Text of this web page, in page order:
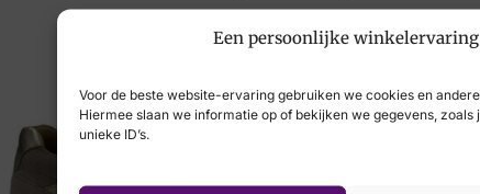
Een persoonlijke winkelervaring
Voor de beste website-ervaring gebruiken we cookies en
Hiermee slaan we informatie op of bekijken we gegevens, zoals
unieke ID’s.